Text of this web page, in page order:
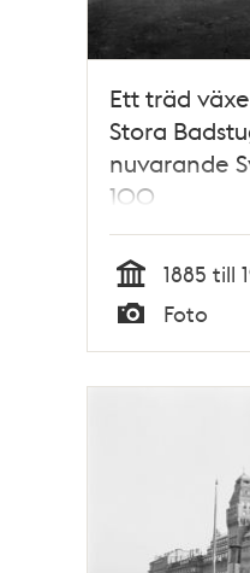
Ett träd
Stora
nuvarande
100
Tid
1885 till
Foto